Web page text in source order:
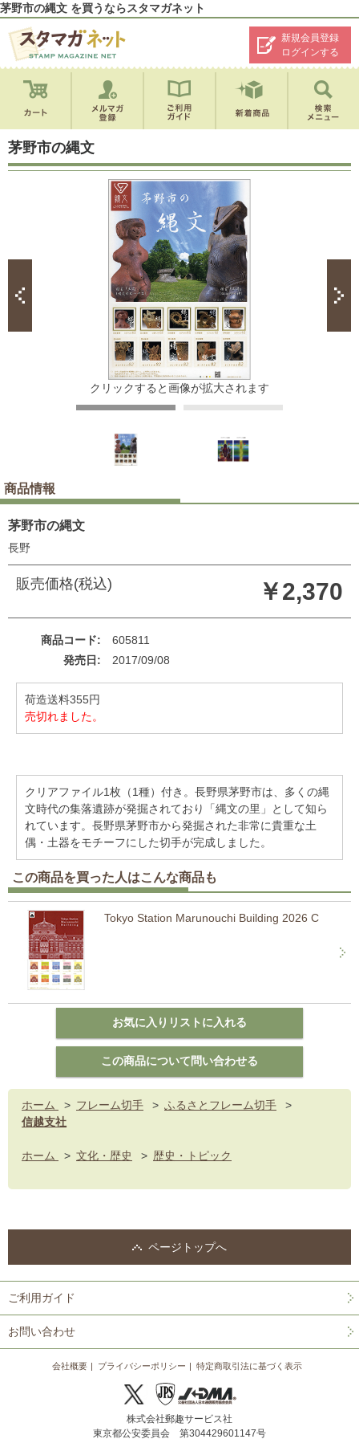
茅野市の縄文 を買うならスタマガネット
新規会員登録
ログインする
茅野市の縄文
クリックすると画像が拡大されます
商品情報
茅野市の縄文
長野
販売価格(税込) ￥2,370
商品コード
605811
発売日
2017/09/08
荷造送料355円
売切れました。
クリアファイル1枚（1種）付き。長野県茅野市は、多くの縄
文時代の集落遺跡が発掘されており「縄文の里」として知ら
れています。長野県茅野市から発掘された非常に貴重な土
偶・土器をモチーフにした切手が完成しました。
この商品を買った人はこんな商品も
Tokyo Station Marunouchi Building 2026 C
ホーム > フレーム切手 > ふるさとフレーム切手
>
信越支社
ホーム > 文化・歴史 > 歴史・トピック
ページトップへ
ご利用ガイド
お問い合わせ
会社概要 プライバシーポリシー 特定商取引法に基づく表示
株式会社郵趣サービス社
東京都公安委員会 第304429601147号